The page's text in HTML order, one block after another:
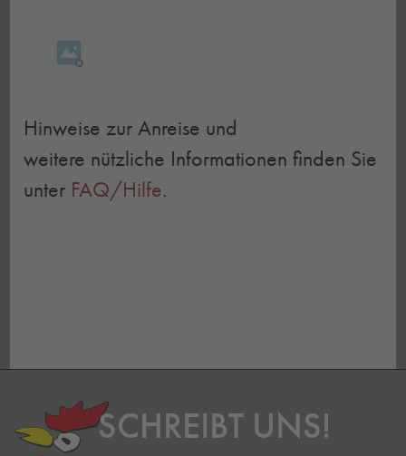
Hinweise zur Anreise und
weitere nützliche Informationen finden Sie
unter FAQ/Hilfe.
SCHREIBT UNS!